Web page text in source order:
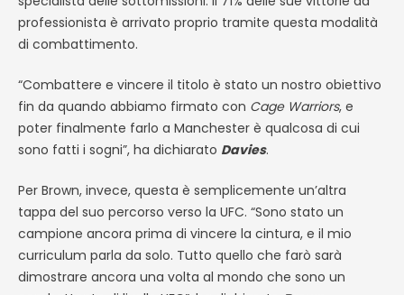
professionista è arrivato proprio tramite questa modalità
di combattimento.
“Combattere e vincere il titolo è stato un nostro obiettivo
fin da quando abbiamo firmato con Cage Warriors, e
poter finalmente farlo a Manchester è qualcosa di cui
sono fatti i sogni”, ha dichiarato Davies.
Per Brown, invece, questa è semplicemente un’altra
tappa del suo percorso verso la UFC. “Sono stato un
campione ancora prima di vincere la cintura, e il mio
curriculum parla da solo. Tutto quello che farò sarà
dimostrare ancora una volta al mondo che sono un